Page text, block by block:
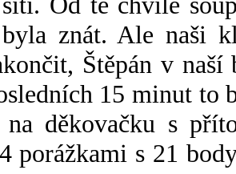
znát. Ale naši
Štěpán v
15 minut to
na děkovačku s
porážkami s 21